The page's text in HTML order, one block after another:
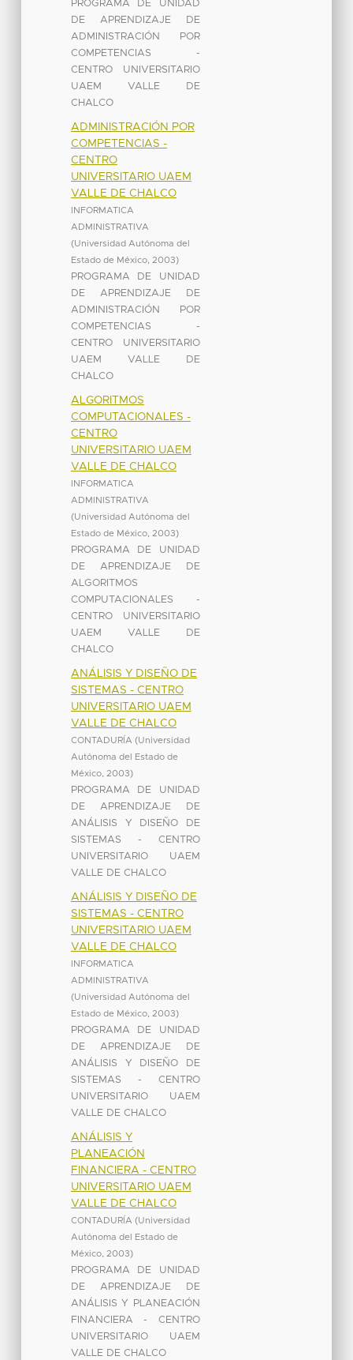
PROGRAMA DE UNIDAD
DE APRENDIZAJE DE
ADMINISTRACIÓN POR
COMPETENCIAS -
CENTRO UNIVERSITARIO
UAEM VALLE DE
CHALCO
ADMINISTRACIÓN POR
COMPETENCIAS -
CENTRO
UNIVERSITARIO UAEM
VALLE DE CHALCO
INFORMATICA
ADMINISTRATIVA
(Universidad Autónoma del
Estado de México, 2003)
PROGRAMA DE UNIDAD
DE APRENDIZAJE DE
ADMINISTRACIÓN POR
COMPETENCIAS -
CENTRO UNIVERSITARIO
UAEM VALLE DE
CHALCO
ALGORITMOS
COMPUTACIONALES -
CENTRO
UNIVERSITARIO UAEM
VALLE DE CHALCO
INFORMATICA
ADMINISTRATIVA
(Universidad Autónoma del
Estado de México, 2003)
PROGRAMA DE UNIDAD
DE APRENDIZAJE DE
ALGORITMOS
COMPUTACIONALES -
CENTRO UNIVERSITARIO
UAEM VALLE DE
CHALCO
ANÁLISIS Y DISEÑO DE
SISTEMAS - CENTRO
UNIVERSITARIO UAEM
VALLE DE CHALCO
CONTADURÍA (Universidad
Autónoma del Estado de
México, 2003)
PROGRAMA DE UNIDAD
DE APRENDIZAJE DE
ANÁLISIS Y DISEÑO DE
SISTEMAS - CENTRO
UNIVERSITARIO UAEM
VALLE DE CHALCO
ANÁLISIS Y DISEÑO DE
SISTEMAS - CENTRO
UNIVERSITARIO UAEM
VALLE DE CHALCO
INFORMATICA
ADMINISTRATIVA
(Universidad Autónoma del
Estado de México, 2003)
PROGRAMA DE UNIDAD
DE APRENDIZAJE DE
ANÁLISIS Y DISEÑO DE
SISTEMAS - CENTRO
UNIVERSITARIO UAEM
VALLE DE CHALCO
ANÁLISIS Y
PLANEACIÓN
FINANCIERA - CENTRO
UNIVERSITARIO UAEM
VALLE DE CHALCO
CONTADURÍA (Universidad
Autónoma del Estado de
México, 2003)
PROGRAMA DE UNIDAD
DE APRENDIZAJE DE
ANÁLISIS Y PLANEACIÓN
FINANCIERA - CENTRO
UNIVERSITARIO UAEM
VALLE DE CHALCO